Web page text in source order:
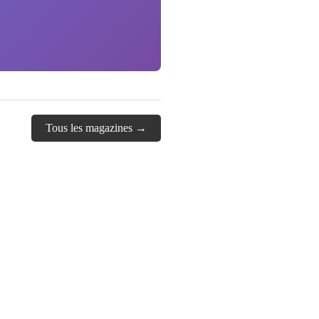
Tous les magazines →